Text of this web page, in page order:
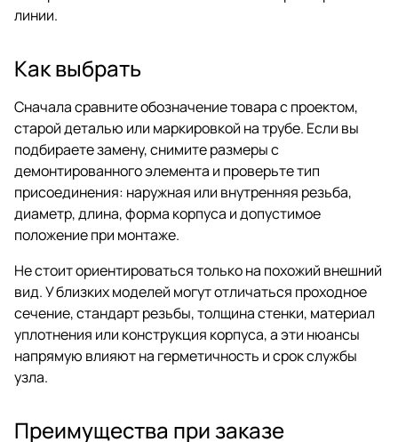
линии.
Как выбрать
Сначала сравните обозначение товара с проектом,
старой деталью или маркировкой на трубе. Если вы
подбираете замену, снимите размеры с
демонтированного элемента и проверьте тип
присоединения: наружная или внутренняя резьба,
диаметр, длина, форма корпуса и допустимое
положение при монтаже.
Не стоит ориентироваться только на похожий внешний
вид. У близких моделей могут отличаться проходное
сечение, стандарт резьбы, толщина стенки, материал
уплотнения или конструкция корпуса, а эти нюансы
напрямую влияют на герметичность и срок службы
узла.
Преимущества при заказе